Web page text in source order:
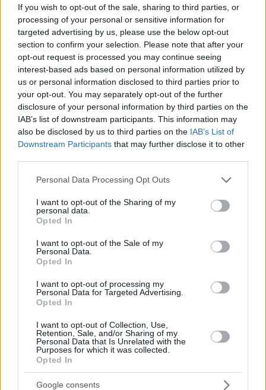
If you wish to opt-out of the sale, sharing to third parties, or
processing of your personal or sensitive information for
targeted advertising by us, please use the below opt-out
section to confirm your selection. Please note that after your
opt-out request is processed you may continue seeing
interest-based ads based on personal information utilized by
us or personal information disclosed to third parties prior to
your opt-out. You may separately opt-out of the further
disclosure of your personal information by third parties on the
IAB’s list of downstream participants. This information may
also be disclosed by us to third parties on the IAB’s List of
Downstream Participants that may further disclose it to other
Please note that this website/app uses one or more Google
not limited to your visit or usage behaviour. You may click to
grant or deny consent to Google and its third-party tags to
use your data for below specified purposes in below Google
consent section.
Personal Data Processing Opt Outs
I want to opt-out of the Sharing of my
personal data.
Opted In
I want to opt-out of the Sale of my
Personal Data.
Opted In
I want to opt-out of processing my
Personal Data for Targeted Advertising.
Opted In
I want to opt-out of Collection, Use,
Retention, Sale, and/or Sharing of my
Personal Data that Is Unrelated with the
Purposes for which it was collected.
Opted In
Google consents
που δίνει τη λύση
Οι εξιδρωματικές ωχροπάθειες είναι η κατηγορία των
αντιμετωπιστούν αποτελεσματικά. Ο κ. Παναγιώτης
Μαλάμος, Οφθαλμίατρος και Διδάκτωρ
μιας πρόσφατης καινοτόμου θεραπείας για τις
παθήσεις αυτές
10.06.2023, 08:14